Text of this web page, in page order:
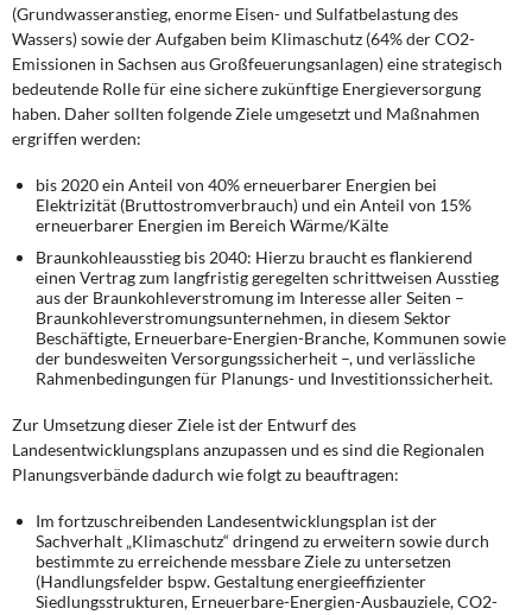
(Grundwasseranstieg, enorme Eisen- und Sulfatbelastung des
Wassers) sowie der Aufgaben beim Klimaschutz (64% der CO2-
Emissionen in Sachsen aus Großfeuerungsanlagen) eine strategisch
bedeutende Rolle für eine sichere zukünftige Energieversorgung
haben. Daher sollten folgende Ziele umgesetzt und Maßnahmen
ergriffen werden:
bis 2020 ein Anteil von 40% erneuerbarer Energien bei
Elektrizität (Bruttostromverbrauch) und ein Anteil von 15%
erneuerbarer Energien im Bereich Wärme/Kälte
Braunkohleausstieg bis 2040: Hierzu braucht es flankierend
einen Vertrag zum langfristig geregelten schrittweisen Ausstieg
aus der Braunkohleverstromung im Interesse aller Seiten –
Braunkohleverstromungsunternehmen, in diesem Sektor
Beschäftigte, Erneuerbare-Energien-Branche, Kommunen sowie
der bundesweiten Versorgungssicherheit –, und verlässliche
Rahmenbedingungen für Planungs- und Investitionssicherheit.
Zur Umsetzung dieser Ziele ist der Entwurf des
Landesentwicklungsplans anzupassen und es sind die Regionalen
Planungsverbände dadurch wie folgt zu beauftragen:
Im fortzuschreibenden Landesentwicklungsplan ist der
Sachverhalt „Klimaschutz“ dringend zu erweitern sowie durch
bestimmte zu erreichende messbare Ziele zu untersetzen
(Handlungsfelder bspw. Gestaltung energieeffizienter
Siedlungsstrukturen, Erneuerbare-Energien-Ausbauziele, CO2-